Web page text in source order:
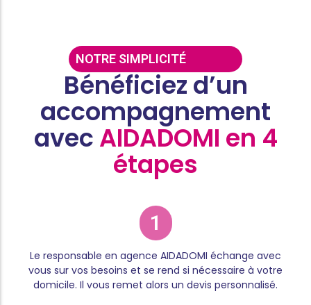
NOTRE SIMPLICITÉ
Bénéficiez d’un
accompagnement
avec AIDADOMI en 4
étapes
1
Le responsable en agence AIDADOMI échange avec
vous sur vos besoins et se rend si nécessaire à votre
domicile. Il vous remet alors un devis personnalisé.